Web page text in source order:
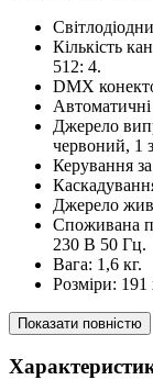
Кількість
512: 4.
DMX
Автоматичні
Джерело
червоний, 1
Керування
Джерело
Споживана
230 В 50 Гц.
Вага: 1,6 кг.
Розміри:
Показати повністю